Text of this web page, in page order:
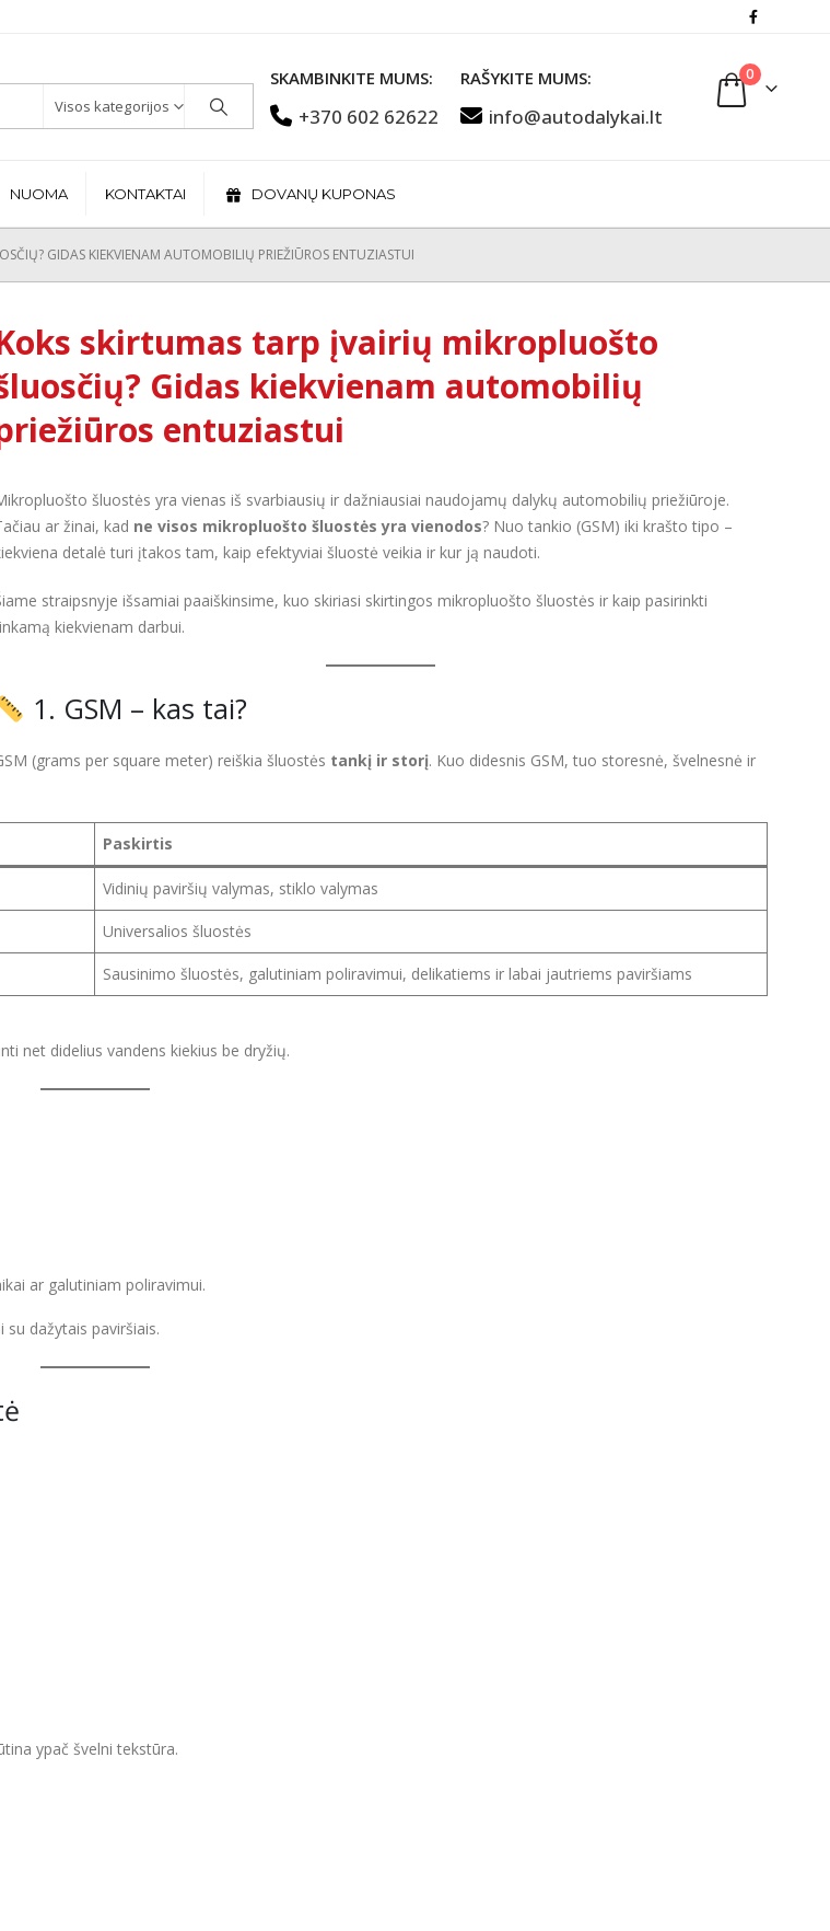
Visos kategorijos
SKAMBINKITE MUMS:
+370 602 62622
RAŠYKITE MUMS:
info@autodalykai.lt
0
NUOMA KONTAKTAI DOVANŲ KUPONAS
GIDAS KIEKVIENAM AUTOMOBILIŲ PRIEŽIŪROS ENTUZIASTUI
skirtumas tarp įvairių mikropluošto
Gidas kiekvienam automobilių
entuziastui
šluostės yra vienas iš svarbiausių ir dažniausiai naudojamų dalykų automobilių priežiūroje.
ar žinai, kad ne visos mikropluošto šluostės yra vienodos? Nuo tankio (GSM) iki krašto tipo –
detalė turi įtakos tam, kaip efektyviai šluostė veikia ir kur ją naudoti.
straipsnyje išsamiai paaiškinsime, kuo skiriasi skirtingos mikropluošto šluostės ir kaip pasirinkti
kiekvienam darbui.
1. GSM – kas tai?
(grams per square meter) reiškia šluostės tankį ir storį. Kuo didesnis GSM, tuo storesnė, švelnesnė ir
Paskirtis
Vidinių paviršių valymas, stiklo valymas
Universalios šluostės
Sausinimo šluostės, galutiniam poliravimui, delikatiems ir labai jautriems paviršiams
net didelius vandens kiekius be dryžių.
ar galutiniam poliravimui.
dažytais paviršiais.
ypač švelni tekstūra.